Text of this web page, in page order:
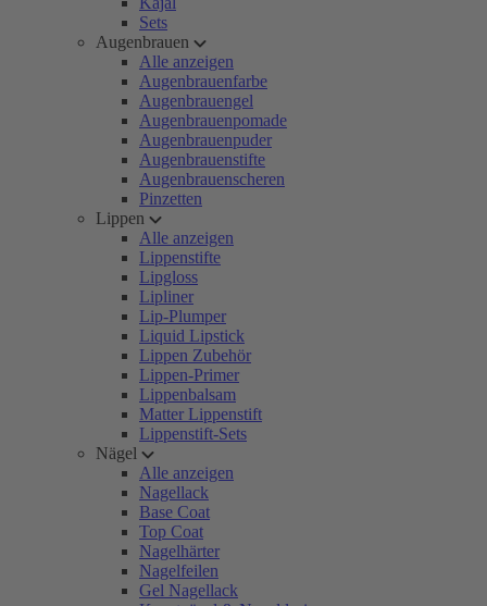
Sets
Augenbrauen
Alle anzeigen
Augenbrauenfarbe
Augenbrauengel
Augenbrauenpomade
Augenbrauenpuder
Augenbrauenstifte
Augenbrauenscheren
Pinzetten
Lippen
Alle anzeigen
Lippenstifte
Lipgloss
Lipliner
Lip-Plumper
Liquid Lipstick
Lippen Zubehör
Lippen-Primer
Lippenbalsam
Matter Lippenstift
Lippenstift-Sets
Nägel
Alle anzeigen
Nagellack
Base Coat
Top Coat
Nagelhärter
Nagelfeilen
Gel Nagellack